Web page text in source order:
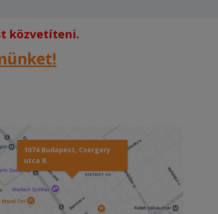
közvetíteni.
1074 Budapest, Csergery
utca 8.